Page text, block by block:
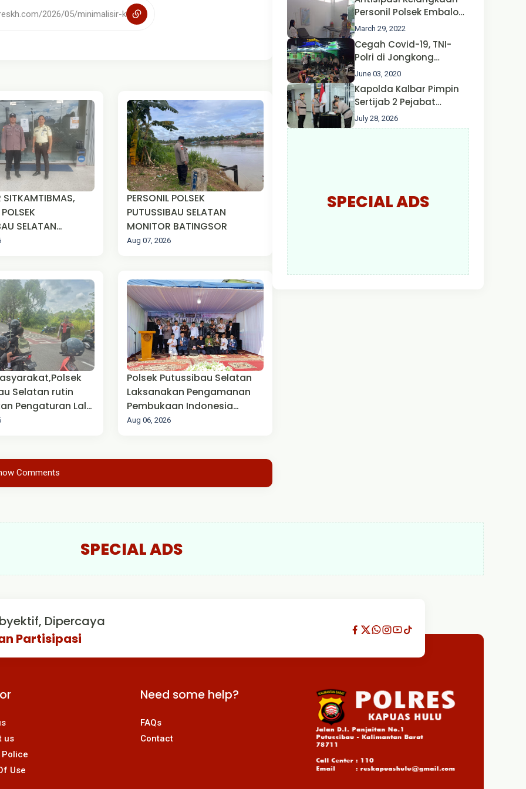
SITKAMTIBMAS,
SELATAN
BANK
PERSONIL POLSEK
PUTUSSIBAU SELATAN
MONITOR BATINGSOR
Aug 07, 2026
Selatan rutin
Pengaturan Lalu
Polsek Putussibau Selatan
Laksanakan Pengamanan
Pembukaan Indonesia
Bahagiakan Santri (IBS)
Aug 06, 2026
Comments
Nusa II Polda Kalbar*
Personil Polsek Embaloh
Hulu Gencar Lakukan
Pengecekan Oksigen
March 29, 2022
Cegah Covid-19, TNI-
Polri di Jongkong
Himbau Masyarakat
Jangan Kumpul Hinga
Larut Malam.
June 03, 2020
Kapolda Kalbar Pimpin
Sertijab 2 Pejabat
Utama dan 7 Kapolres,
AKBP Wisnu Perdana
July 28, 2026
SPECIAL ADS
SPECIAL ADS
Dipercaya
Partisipasi
us
Use
Need some help?
FAQs
Contact